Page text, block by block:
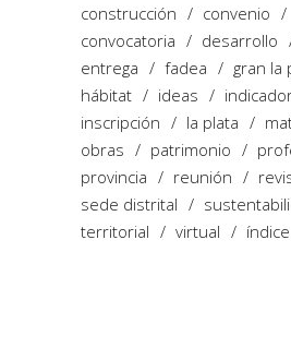
construcción
convenio
convocatoria
desarrollo
entrega
fadea
gran la
hábitat
ideas
inscripción
la plata
obras
patrimonio
provincia
reunión
sede distrital
territorial
virtual índice